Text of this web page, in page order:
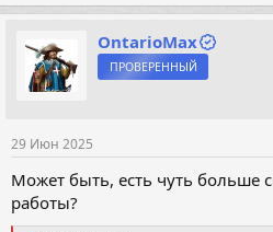
OntarioMax
ПРОВЕРЕННЫЙ
29 Июн 2025
Может быть, есть чуть больше
работы?